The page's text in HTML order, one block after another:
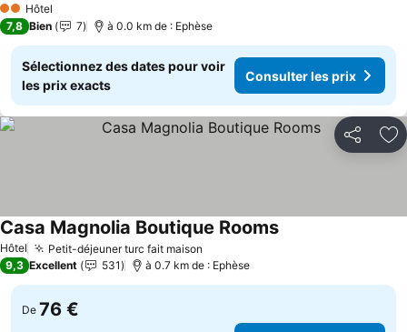
2 Étoiles
Hôtel
7,8 Bien 7 à 0.0 km de : Ephèse
Sélectionnez des dates pour voir
les prix exacts
Consulter les prix
Partager
Hôtel Petit-déjeuner turc fait maison
Casa Magnolia Boutique Rooms
9,3 Excellent 531 à 0.7 km de : Ephèse
De 76 €